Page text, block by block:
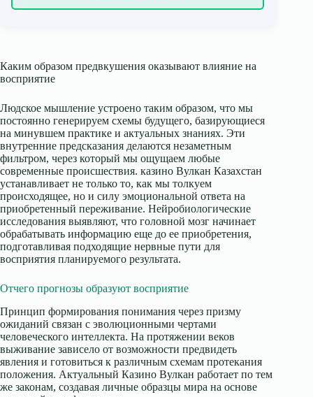
Каким образом предвкушения оказывают влияние на
восприятие
Людское мышление устроено таким образом, что мы
постоянно генерируем схемы будущего, базирующиеся
на минувшем практике и актуальных знаниях. Эти
внутренние предсказания делаются незаметным
фильтром, через который мы ощущаем любые
современные происшествия. казино Вулкан Казахстан
устанавливает не только то, как мы толкуем
происходящее, но и силу эмоциональной ответа на
приобретенный переживание. Нейробиологические
исследования выявляют, что головной мозг начинает
обрабатывать информацию еще до ее приобретения,
подготавливая подходящие нервные пути для
восприятия планируемого результата.
Отчего прогнозы образуют восприятие
Принцип формирования понимания через призму
ожиданий связан с эволюционными чертами
человеческого интеллекта. На протяжении веков
выживание зависело от возможности предвидеть
явления и готовиться к различным схемам протекания
положения. Актуальный Казино Вулкан работает по тем
же законам, создавая личные образцы мира на основе